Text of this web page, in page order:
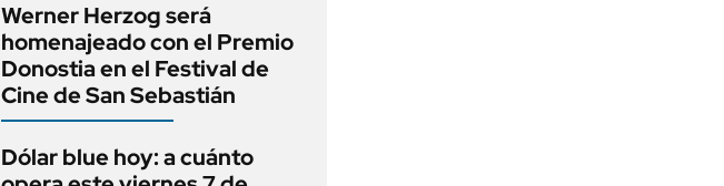
Werner Herzog será
homenajeado con el Premio
Donostia en el Festival de
Cine de San Sebastián
Dólar blue hoy: a cuánto